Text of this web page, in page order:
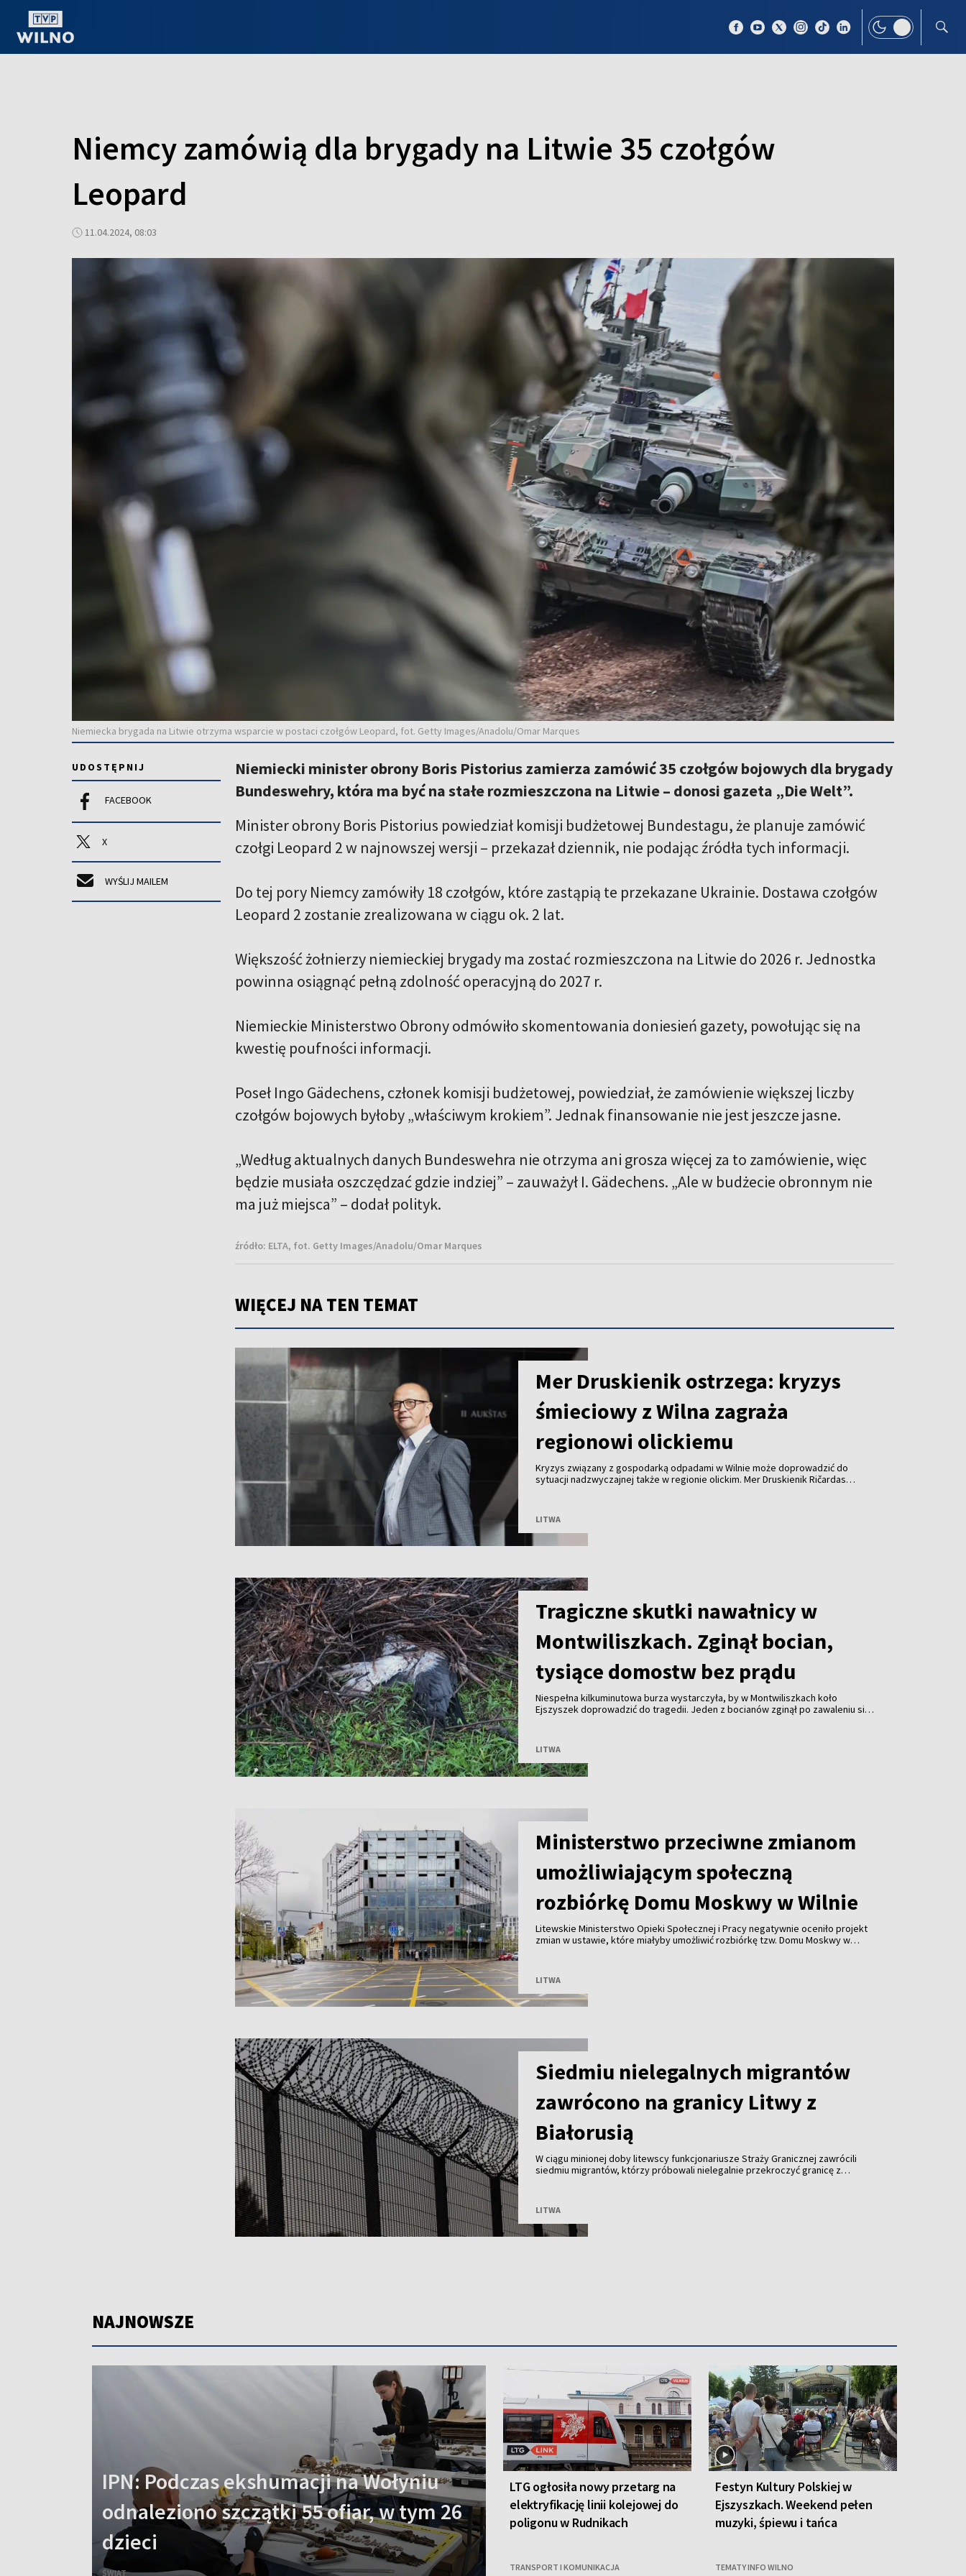
Niemcy zamówią dla brygady na Litwie 35 czołgów
Leopard
11.04.2024, 08:03
Niemiecka brygada na Litwie otrzyma wsparcie w postaci czołgów Leopard, fot. Getty Images/Anadolu/Omar Marques
UDOSTĘPNIJ
FACEBOOK
X
WYŚLIJ MAILEM
Niemiecki minister obrony Boris Pistorius zamierza zamówić 35 czołgów bojowych dla brygady
Bundeswehry, która ma być na stałe rozmieszczona na Litwie – donosi gazeta „Die Welt”.
Minister obrony Boris Pistorius powiedział komisji budżetowej Bundestagu, że planuje zamówić
czołgi Leopard 2 w najnowszej wersji – przekazał dziennik, nie podając źródła tych informacji.
Do tej pory Niemcy zamówiły 18 czołgów, które zastąpią te przekazane Ukrainie. Dostawa czołgów
Leopard 2 zostanie zrealizowana w ciągu ok. 2 lat.
Większość żołnierzy niemieckiej brygady ma zostać rozmieszczona na Litwie do 2026 r. Jednostka
powinna osiągnąć pełną zdolność operacyjną do 2027 r.
Niemieckie Ministerstwo Obrony odmówiło skomentowania doniesień gazety, powołując się na
kwestię poufności informacji.
Poseł Ingo Gädechens, członek komisji budżetowej, powiedział, że zamówienie większej liczby
czołgów bojowych byłoby „właściwym krokiem”. Jednak finansowanie nie jest jeszcze jasne.
„Według aktualnych danych Bundeswehra nie otrzyma ani grosza więcej za to zamówienie, więc
będzie musiała oszczędzać gdzie indziej” – zauważył I. Gädechens. „Ale w budżecie obronnym nie
ma już miejsca” – dodał polityk.
źródło: ELTA, fot. Getty Images/Anadolu/Omar Marques
WIĘCEJ NA TEN TEMAT
Mer Druskienik ostrzega: kryzys
śmieciowy z Wilna zagraża
regionowi olickiemu
Kryzys związany z gospodarką odpadami w Wilnie może doprowadzić do
sytuacji nadzwyczajnej także w regionie olickim. Mer Druskienik Ričardas
LITWA
Tragiczne skutki nawałnicy w
Montwiliszkach. Zginął bocian,
tysiące domostw bez prądu
Niespełna kilkuminutowa burza wystarczyła, by w Montwiliszkach koło
Ejszyszek doprowadzić do tragedii. Jeden z bocianów zginął po zawaleniu się
LITWA
Ministerstwo przeciwne zmianom
umożliwiającym społeczną
rozbiórkę Domu Moskwy w Wilnie
Litewskie Ministerstwo Opieki Społecznej i Pracy negatywnie oceniło projekt
zmian w ustawie, które miałyby umożliwić rozbiórkę tzw. Domu Moskwy w
LITWA
Siedmiu nielegalnych migrantów
zawrócono na granicy Litwy z
Białorusią
W ciągu minionej doby litewscy funkcjonariusze Straży Granicznej zawrócili
siedmiu migrantów, którzy próbowali nielegalnie przekroczyć granicę z
LITWA
NAJNOWSZE
IPN: Podczas ekshumacji na Wołyniu
odnaleziono szczątki 55 ofiar, w tym 26
dzieci
ŚWIAT
LTG ogłosiła nowy przetarg na
elektryfikację linii kolejowej do
poligonu w Rudnikach
TRANSPORT I KOMUNIKACJA
Festyn Kultury Polskiej w
Ejszyszkach. Weekend pełen
muzyki, śpiewu i tańca
TEMATY INFO WILNO